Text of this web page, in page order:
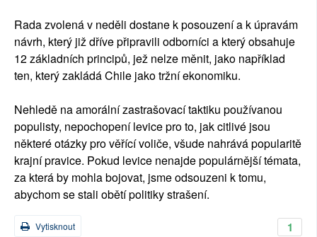
Rada zvolená v neděli dostane k posouzení a k úpravám
návrh, který již dříve připravili odborníci a který obsahuje
12 základních principů, jež nelze měnit, jako například
ten, který zakládá Chile jako tržní ekonomiku.
Nehledě na amorální zastrašovací taktiku používanou
populisty, nepochopení levice pro to, jak citlivé jsou
některé otázky pro věřící voliče, všude nahrává popularitě
krajní pravice. Pokud levice nenajde populárnější témata,
za která by mohla bojovat, jsme odsouzeni k tomu,
abychom se stali obětí politiky strašení.
1
Vytisknout